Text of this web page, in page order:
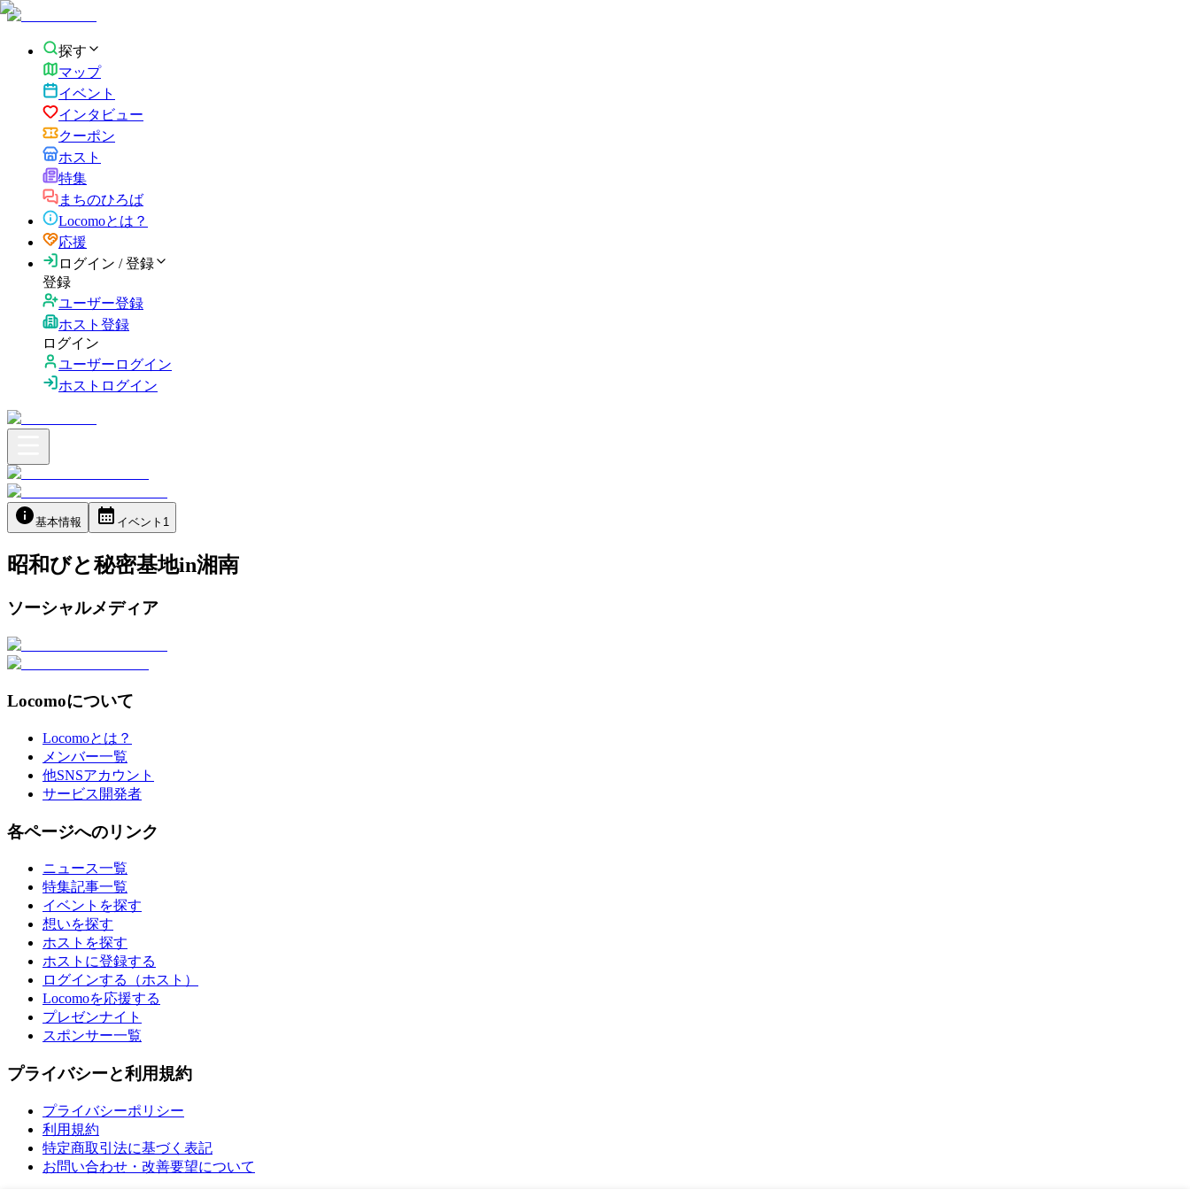
探す
マップ
イベント
インタビュー
クーポン
ホスト
特集
まちのひろば
Locomoとは？
応援
ログイン / 登録
登録
ユーザー登録
ホスト登録
ログイン
ユーザーログイン
ホストログイン
基本情報 イベント 1
昭和びと秘密基地in湘南
ソーシャルメディア
Locomoについて
Locomoとは？
メンバー一覧
他SNSアカウント
サービス開発者
各ページへのリンク
ニュース一覧
特集記事一覧
イベントを探す
想いを探す
ホストを探す
ホストに登録する
ログインする（ホスト）
Locomoを応援する
プレゼンナイト
スポンサー一覧
プライバシーと利用規約
プライバシーポリシー
利用規約
特定商取引法に基づく表記
お問い合わせ・改善要望について